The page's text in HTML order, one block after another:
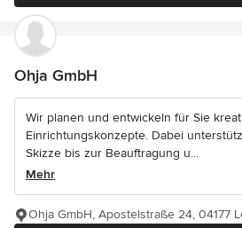
Ohja GmbH
Wir planen und entwickeln für Sie
Einrichtungskonzepte. Dabei
Skizze bis zur Beauftragung u...
Mehr
Ohja GmbH, Apostelstraße 24, 04177